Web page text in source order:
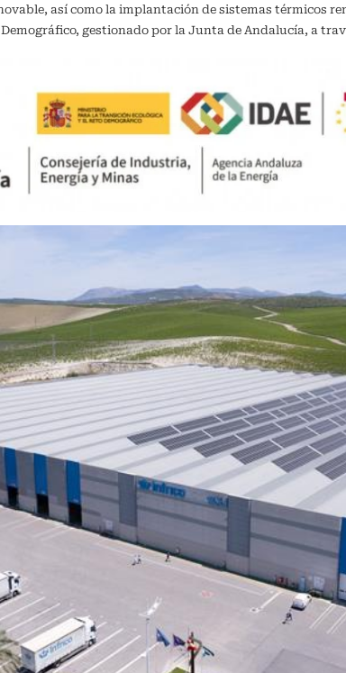
así como la implantación de sistemas térmicos
gestionado por la Junta de Andalucía, a